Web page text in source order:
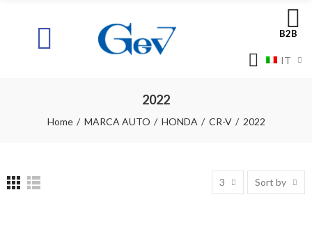
B2B
IT
2022
Home MARCA AUTO HONDA CR-V 2022
3 Sort by